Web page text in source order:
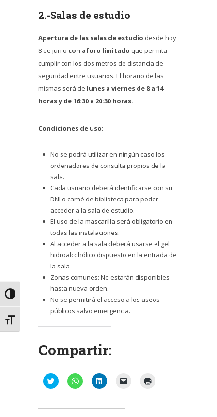
Alternar alto contraste
Alternar tamaño de letra
2.-Salas de estudio
Apertura de las salas de estudio desde hoy
8 de junio con aforo limitado que permita
cumplir con los dos metros de distancia de
seguridad entre usuarios. El horario de las
mismas será de lunes a viernes de 8 a 14
horas y de 16:30 a 20:30 horas.
Condiciones de uso:
No se podrá utilizar en ningún caso los
ordenadores de consulta propios de la
sala.
Cada usuario deberá identificarse con su
DNI o carné de biblioteca para poder
acceder a la sala de estudio.
El uso de la mascarilla será obligatorio en
todas las instalaciones.
Al acceder a la sala deberá usarse el gel
hidroalcohólico dispuesto en la entrada de
la sala
Zonas comunes: No estarán disponibles
hasta nueva orden.
No se permitirá el acceso a los aseos
públicos salvo emergencia.
Compartir:
Haz
clic
Twitter
Haz
clic
WhatsApp
Haz
clic
LinkedIn